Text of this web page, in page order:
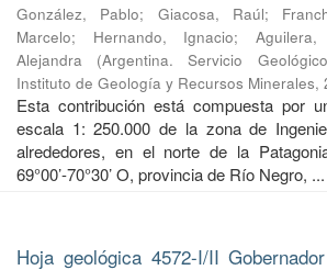
González, Pablo; Giacosa, Raúl;
Marcelo; Hernando, Ignacio; Aguilera,
Alejandra
(Argentina. Servicio
Instituto de Geología y Recursos Minerales,
Esta contribución está compuesta por
escala 1: 250.000 de la zona de
alrededores, en el norte de la
69°00’-70°30’ O, provincia de Río Negro, ...
Hoja geológica 4572-I/II